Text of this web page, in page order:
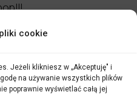
cookie
Jeżeli klikniesz w „Akceptuję" i
na używanie wszystkich plików
poprawnie wyświetlać całą jej